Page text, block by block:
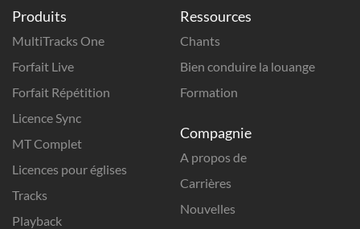
Produits
MultiTracks One
Forfait Live
Forfait Répétition
Licence Sync
MT Complet
Licences pour églises
Tracks
Playback
Ressources
Chants
Bien conduire la louange
Formation
Compagnie
A propos de
Carrières
Nouvelles